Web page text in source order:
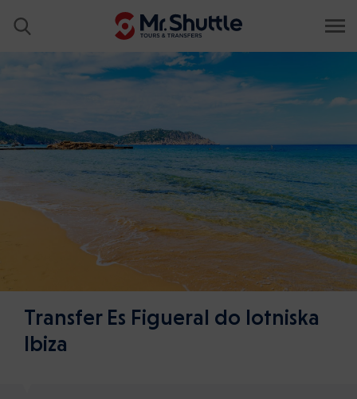
Transfer Es Figueral do lotniska
Ibiza